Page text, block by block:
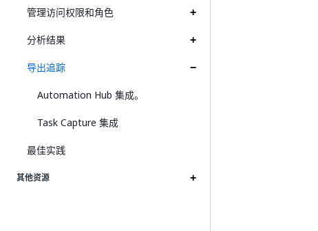
管理访问权限和角色
分析结果
导出追踪
Automation Hub 集成。
Task Capture 集成
最佳实践
其他资源